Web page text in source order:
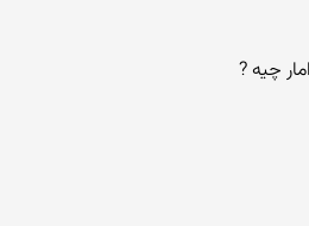
چیه ?